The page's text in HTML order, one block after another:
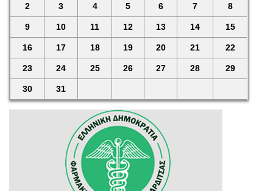
2 3 4 5 6 7 8
9 10 11 12 13 14 15
16 17 18 19 20 21 22
23 24 25 26 27 28 29
30 31